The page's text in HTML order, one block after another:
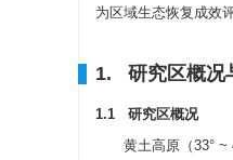
为区域生态恢复成效
1. 研究区概况
1.1 研究区概况
黄土高原（33° ~